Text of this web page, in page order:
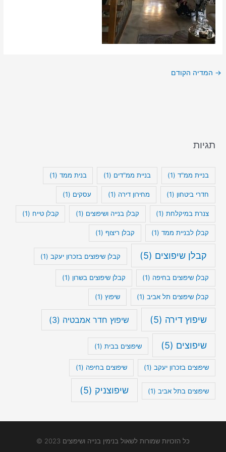
→ המדיה הקודם
תגיות
בניית ממ"ד(1) בניית ממ"דים (1) בנית ממד (1)
חדרי ביטחון (1) מחירון דירה (1) עסקים (1)
צנרת במיקלחת(1) קבלן בנייה ושיפוצים (1) קבלן טייח (1)
קבלן לבניית ממד(1) קבלן ריצוף (1)
קבלן שיפוצים (5) קבלן שיפוצים בזכרון יעקב (1)
קבלן שיפוצים בחיפה (1) קבלן שיפוצים בשרון (1)
קבלן שיפוצים תל אביב(1) שיפוץ (1)
שיפוץ דירה (5) שיפוץ חדר אמבטיה (3)
שיפוצים (5) שיפוצים בבית (1)
שיפוצים בזכרון יעקב(1) שיפוצים בחיפה (1)
שיפוצים בתל אביב(1) שיפוצניק (5)
כל הזכויות שמורות לשאול בנימין בנייה ושיפוצים 2023 ©